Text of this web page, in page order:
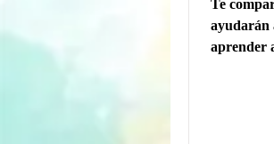
Te
ayudarán
aprender